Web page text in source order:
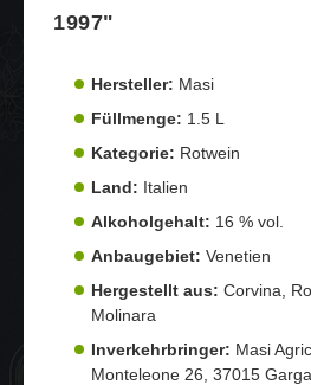
1997"
Hersteller: Masi
Füllmenge: 1.5 L
Kategorie: Rotwein
Land: Italien
Alkoholgehalt: 16 % vol.
Anbaugebiet: Venetien
Hergestellt aus: Corvina,
Molinara
Inverkehrbringer: Masi
Monteleone 26, 37015